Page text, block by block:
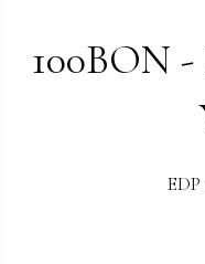
100BON